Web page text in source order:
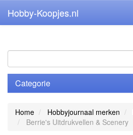
Hobby-Koopjes.nl
Categorie
Home Hobbyjournaal merken
Berrie's Uitdrukvellen & Scenery